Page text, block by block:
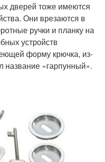
дверей тоже имеются
Они врезаются в
ручки и планку на
устройств
форму крючка, из-
название «гарпунный».